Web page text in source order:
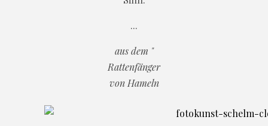
...
aus dem "
Rattenfänger
von Hameln